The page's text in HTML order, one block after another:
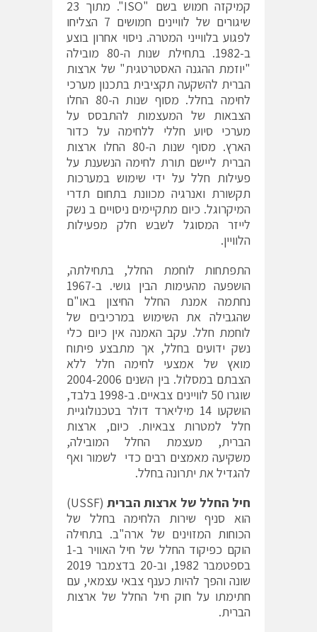
קמיקזה חמוש בשם "ISO". מתוך 23
שיגורים של לוויינים חמושים 7 הצליחו
לפגוע בלווייני המטרה. ניסוי אחרון בוצע
ב-1982. בתחילת שנות ה-80 מובילה
"יוזמת ההגנה האסטרטגית" של ארצות
הברית להשקעה תקציבית בתכנון מערכי
לחימה בחלל. מסוף שנות ה-80 החלו
הצבאות של המעצמות להתבסס על
מערכי סיוע חללי ללחימה על כדור
הארץ. מסוף שנות ה-80 החלו ארצות
הברית ליישם תורת לחימה הנשענת על
פעילות חלל על ידי שימוש במערכות
תקשורת ואנרגיה מכוונת בתחום תדרי
המיקרוגל. כיום מתקיימים ניסויים ב נשק
לייזר המסוגל לשבש חלק מפעילות
הלוויין.
התפתחות לוחמת החלל, בתחילתה,
הושפעה מהעימות הבין גושי. ב-1967
נחתמה אמנת החלל החיצון באו"ם
שהגבילה את השימוש במרכיבים של
לוחמת חלל. עקב האמנה אין כיום כלי
נשק ידועים בחלל, אך מתבצע פיתוח
מואץ של אמצעי לחימה חלל ללא
הצבתם במסלול. בין השנים 2004-2006
שוגרו 50 לוויינים צבאיים. ב-1998 בלבד,
הושקעו 14 מיליארד דולר בטכנולוגיית
חלל למטרות צבאיות. כיום, ארצות
הברית, מעצמת החלל המובילה,
משקיעה מאמצים רבים כדי לשמור ואף
להגדיל את יתרונה בחלל.
חיל החלל של ארצות הברית
(USSF)
הוא סניף שירות הלחימה בחלל של
הכוחות המזוינים של ארה"ב. בתחילה
הוקם כפיקוד החלל של חיל האוויר ב-1
בספטמבר 1982, וב-20 בדצמבר 2019
שונה והפך להיות כענף צבאי עצמאי, עם
חתימתו על חוק חיל החלל של ארצות
הברית.